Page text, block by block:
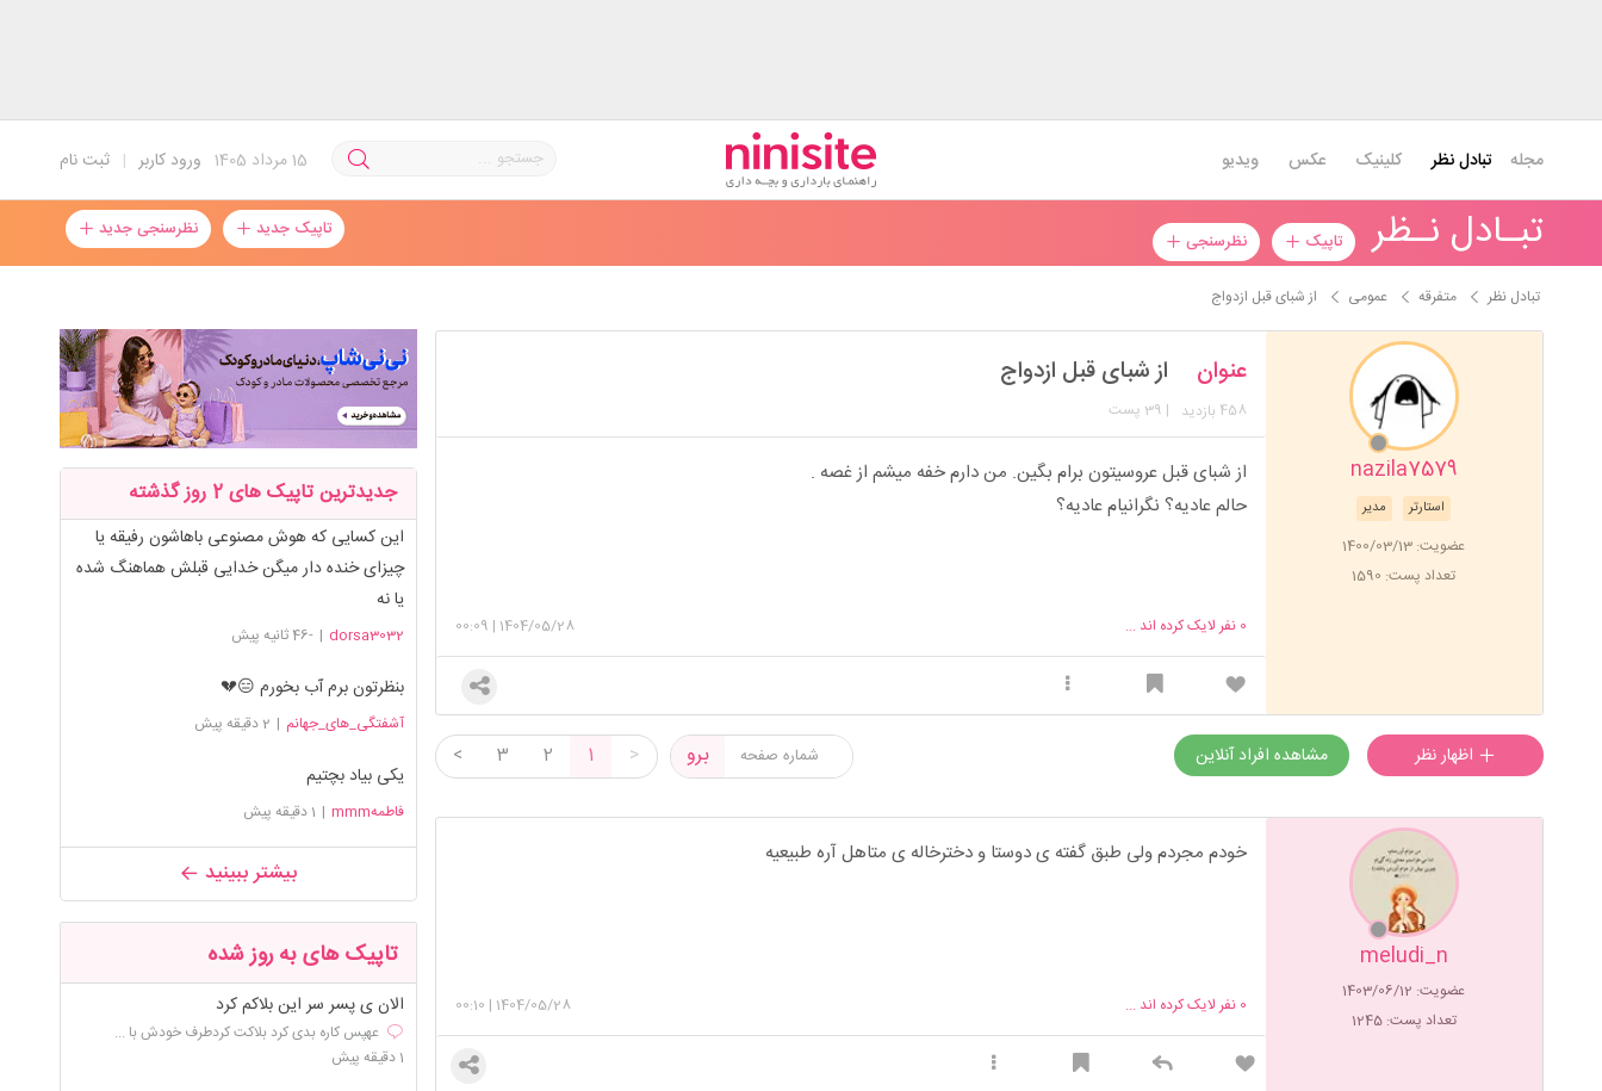
ثبت نام | ورود کاربر 15مرداد 1405 مجله تبادل نظر کلینیک عکس ویدیو
تبـادل نـظر تاپیک نظرسنجی تاپیک جدید نظرسنجی جدید
تبادل نظر متفرقه عمومی از شبای قبل ازدواج
nazila7579
مدیر استارتر
عضویت: 1400/03/13
تعداد پست: 1590
عنوان از شبای قبل ازدواج
458 بازدید | 39 پست
از شبای قبل عروسیتون برام بگین. من دارم خفه میشم از غصه .
حالم عادیه؟ نگرانیام عادیه؟
1404/05/28
|
00:09 0 نفر لایک کرده اند ...
>
1
2
3
< برو مشاهده افراد آنلاین
meludi_n
عضویت: 1403/06/12
تعداد پست: 1245
خودم مجردم ولی طبق گفته ی دوستا و دخترخاله ی متاهل آره طبیعیه
1404/05/28
|
00:10 0 نفر لایک کرده اند ...
جدیدترین تاپیک های 2 روز گذشته
این کسایی که هوش مصنوعی باهاشون رفیقه یا
چیزای خنده دار میگن خدایی قبلش هماهنگ شده
یا نه
dorsa3032
| -46 ثانیه پیش
بنظرتون برم آب بخورم 😑💔
آشفتگی_های_جهانم | 2 دقیقه پیش
یکی بیاد بچتیم
فاطمهmmm | 1 دقیقه پیش
بیشتر ببینید
تاپیک های به روز شده
الان ی پسر سر این بلاکم کرد
عهپس کاره بدی کرد بلاکت کردطرف خودش با ...
1 دقیقه پیش